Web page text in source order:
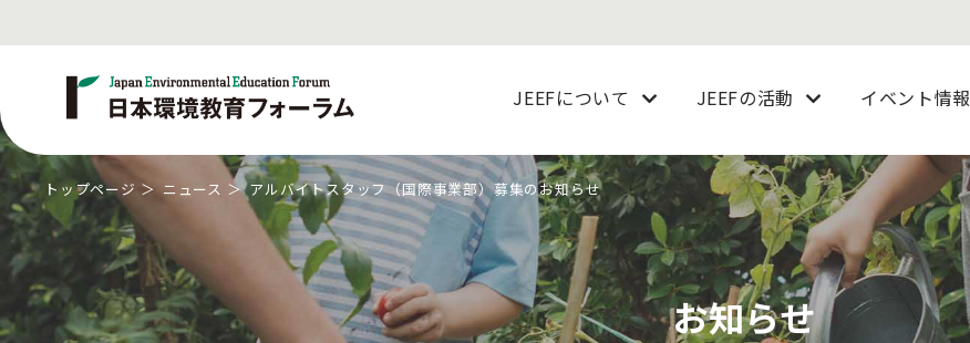
JEEFについて JEEFの活動 イベント情報
お知らせ
トップページ ニュース アルバイトスタッフ（国際事業部）募集のお知らせ